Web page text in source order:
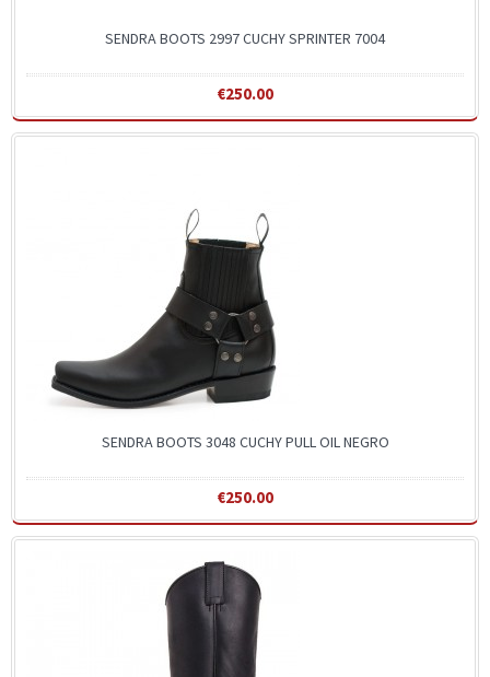
SENDRA BOOTS 2997 CUCHY SPRINTER 7004
€250.00
SENDRA BOOTS 3048 CUCHY PULL OIL NEGRO
€250.00